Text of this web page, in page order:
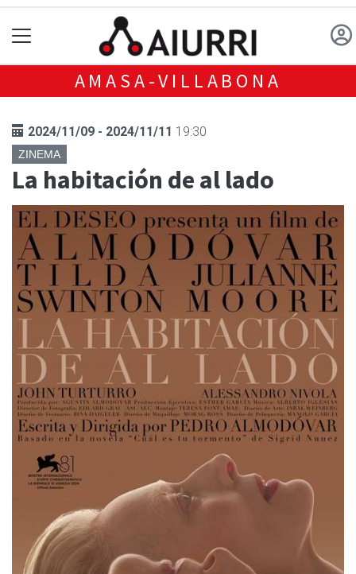
AMASA-VILLABONA
2024/11/09 - 2024/11/11 19:30
ZINEMA
La habitación de al lado